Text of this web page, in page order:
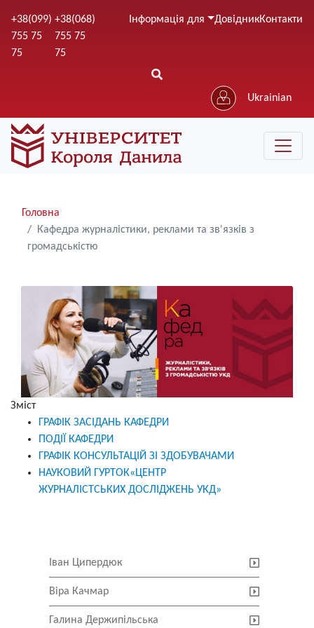
до
+38(099)
755 75
75
+38(068)
755 75
75
Інформація для ДовідникКонтакти
Ukrainian
Рядки
навіґації
Головна
Кафедра журналістики, реклами та зв'язків з
громадськістю
Зміст
ГРАФІК ЗАСІДАНЬ КАФЕДРИ
ПОДІЇ КАФЕДРИ
ГРАФІК КОНСУЛЬТАЦІЙ ЗІ ЗДОБУВАЧАМИ
НАУКОВИЙ ГУРТОК«ЦЕНТР
ЖУРНАЛІСТСЬКИХ ДОСЛІДЖЕНЬ УКД»
Іван Ципердюк
Віра Качмар
Галина Держипільська